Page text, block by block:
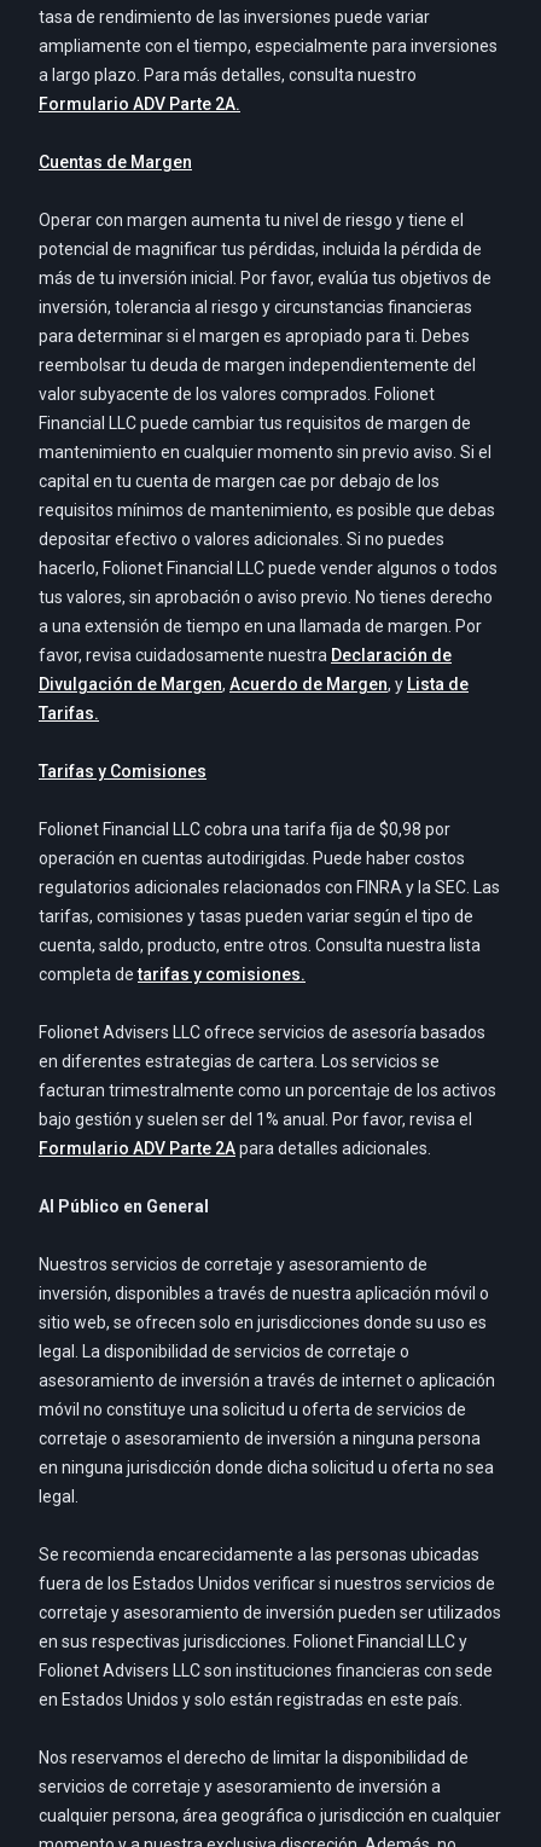
tasa de rendimiento de las inversiones puede variar
ampliamente con el tiempo, especialmente para inversiones
a largo plazo. Para más detalles, consulta nuestro
Formulario ADV Parte 2A.
Cuentas de Margen
Operar con margen aumenta tu nivel de riesgo y tiene el
potencial de magnificar tus pérdidas, incluida la pérdida de
más de tu inversión inicial. Por favor, evalúa tus objetivos de
inversión, tolerancia al riesgo y circunstancias financieras
para determinar si el margen es apropiado para ti. Debes
reembolsar tu deuda de margen independientemente del
valor subyacente de los valores comprados. Folionet
Financial LLC puede cambiar tus requisitos de margen de
mantenimiento en cualquier momento sin previo aviso. Si el
capital en tu cuenta de margen cae por debajo de los
requisitos mínimos de mantenimiento, es posible que debas
depositar efectivo o valores adicionales. Si no puedes
hacerlo, Folionet Financial LLC puede vender algunos o todos
tus valores, sin aprobación o aviso previo. No tienes derecho
a una extensión de tiempo en una llamada de margen. Por
favor, revisa cuidadosamente nuestra Declaración de
Divulgación de Margen, Acuerdo de Margen, y Lista de
Tarifas.
Tarifas y Comisiones
Folionet Financial LLC cobra una tarifa fija de $0,98 por
operación en cuentas autodirigidas. Puede haber costos
regulatorios adicionales relacionados con FINRA y la SEC. Las
tarifas, comisiones y tasas pueden variar según el tipo de
cuenta, saldo, producto, entre otros. Consulta nuestra lista
completa detarifas y comisiones.
Folionet Advisers LLC ofrece servicios de asesoría basados
en diferentes estrategias de cartera. Los servicios se
facturan trimestralmente como un porcentaje de los activos
bajo gestión y suelen ser del 1% anual. Por favor, revisa el
Formulario ADV Parte 2Apara detalles adicionales.
Al Público en General
Nuestros servicios de corretaje y asesoramiento de
inversión, disponibles a través de nuestra aplicación móvil o
sitio web, se ofrecen solo en jurisdicciones donde su uso es
legal. La disponibilidad de servicios de corretaje o
asesoramiento de inversión a través de internet o aplicación
móvil no constituye una solicitud u oferta de servicios de
corretaje o asesoramiento de inversión a ninguna persona
en ninguna jurisdicción donde dicha solicitud u oferta no sea
legal.
Se recomienda encarecidamente a las personas ubicadas
fuera de los Estados Unidos verificar si nuestros servicios de
corretaje y asesoramiento de inversión pueden ser utilizados
en sus respectivas jurisdicciones. Folionet Financial LLC y
Folionet Advisers LLC son instituciones financieras con sede
en Estados Unidos y solo están registradas en este país.
Nos reservamos el derecho de limitar la disponibilidad de
servicios de corretaje y asesoramiento de inversión a
cualquier persona, área geográfica o jurisdicción en cualquier